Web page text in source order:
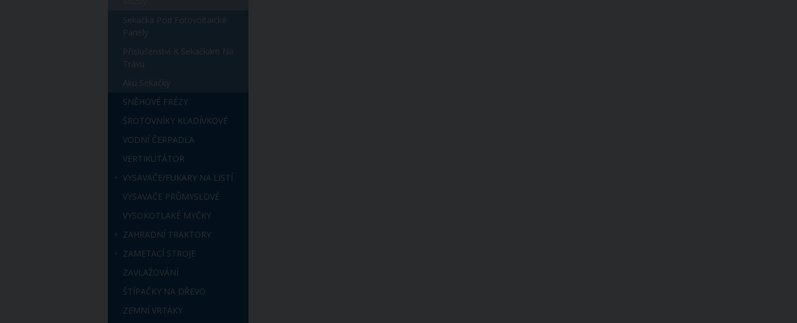
Sekačka Pod Fotovoltaické
Panely
Příslušenství K Sekačkám Na
Trávu
Aku Sekačky
SNĚHOVÉ FRÉZY
ŠROTOVNÍKY KLADÍVKOVÉ
VODNÍ ČERPADLA
VERTIKUTÁTOR
VYSAVAČE/FUKARY NA LISTÍ
VYSAVAČE PRŮMYSLOVÉ
VYSOKOTLAKÉ MYČKY
ZAHRADNÍ TRAKTORY
ZAMETACÍ STROJE
ZAVLAŽOVÁNÍ
ŠTÍPAČKY NA DŘEVO
ZEMNÍ VRTÁKY